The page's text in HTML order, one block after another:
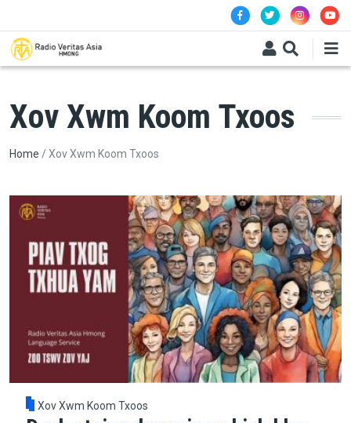
Xov Xwm Koom Txoos
Breadcrumb
Home Xov Xwm Koom Txoos
Xov Xwm Koom Txoos